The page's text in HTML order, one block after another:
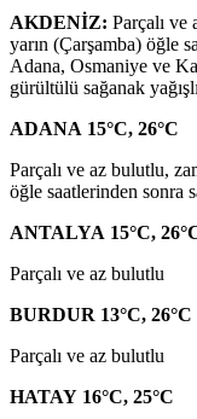
AKDENİZ: Parçalı
yarın (Çarşamba) öğle
Adana, Osmaniye ve
gürültülü sağanak
ADANA 15°C, 26°C
Parçalı ve az bulutlu,
öğle saatlerinden sonra
ANTALYA 15°C,
Parçalı ve az bulutlu
BURDUR 13°C, 26°C
Parçalı ve az bulutlu
HATAY 16°C, 25°C